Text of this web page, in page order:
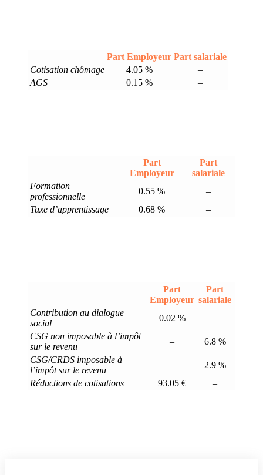
Part Employeur Part salariale
Cotisation chômage
4.05 %
–
AGS
0.15 % –
Part
Employeur
Part
salariale
Formation
professionnelle
0.55 %
–
Taxe d’apprentissage
0.68 % –
Part
Employeur
Part
salariale
Contribution au dialogue
social
0.02 %
–
CSG non imposable à l’impôt
sur le revenu
–
6.8 %
CSG/CRDS imposable à
l’impôt sur le revenu
–
2.9 %
Réductions de cotisations
93.05 € –